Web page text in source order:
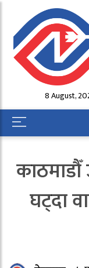
8 August,
काठमाडौँ
घट्दा